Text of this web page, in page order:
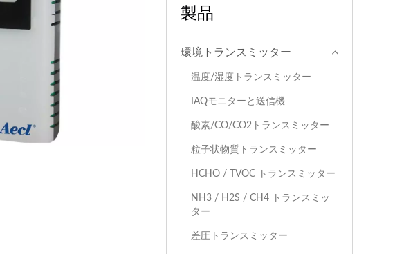
製品
環境トランスミッター
温度/湿度トランスミッター
IAQモニターと送信機
酸素/CO/CO2トランスミッター
粒子状物質トランスミッター
HCHO / TVOC トランスミッター
NH3 / H2S / CH4 トランスミッ
ター
差圧トランスミッター